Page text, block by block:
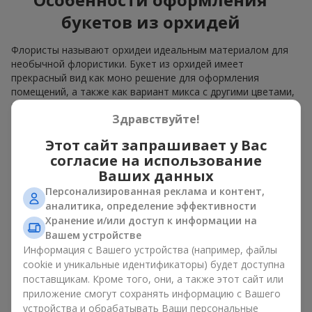
букетов из орхидей
Флористы называют орхидеи идеальным материалом для
необычной флористики. Букет из орхидей имеет
прекрасный вид как моно решение для оформления
помещений, а также как вариант микса с другими цветами,
который сохраняет свою выразительность в любом
Благодаря своей структуре орхидея позволяет создавать
композиции в классическом, минималистичном или
современном стиле. Букет из орхидей эффектно смотрится
как в камерных, так и в масштабных работах, а её
роскошные соцветия легко становятся центральным
элементом композиции. В зависимости от оформления и
сорта растений различается и цена на орхидеи. Учитывайте
это, прежде чем заказать букет из орхидей.
Кому дарят орхидеи?
Букет из орхидей универсален и может подойти любому. Их
Здравствуйте!
Этот сайт запрашивает у Вас
согласие на использование
Ваших данных
Персонализированная реклама и контент,
аналитика, определение эффективности
Хранение и/или доступ к информации на
Вашем устройстве
Информация с Вашего устройства (например, файлы
cookie и уникальные идентификаторы) будет доступна
поставщикам. Кроме того, они, а также этот сайт или
приложение смогут сохранять информацию с Вашего
устройства и обрабатывать Ваши персональные